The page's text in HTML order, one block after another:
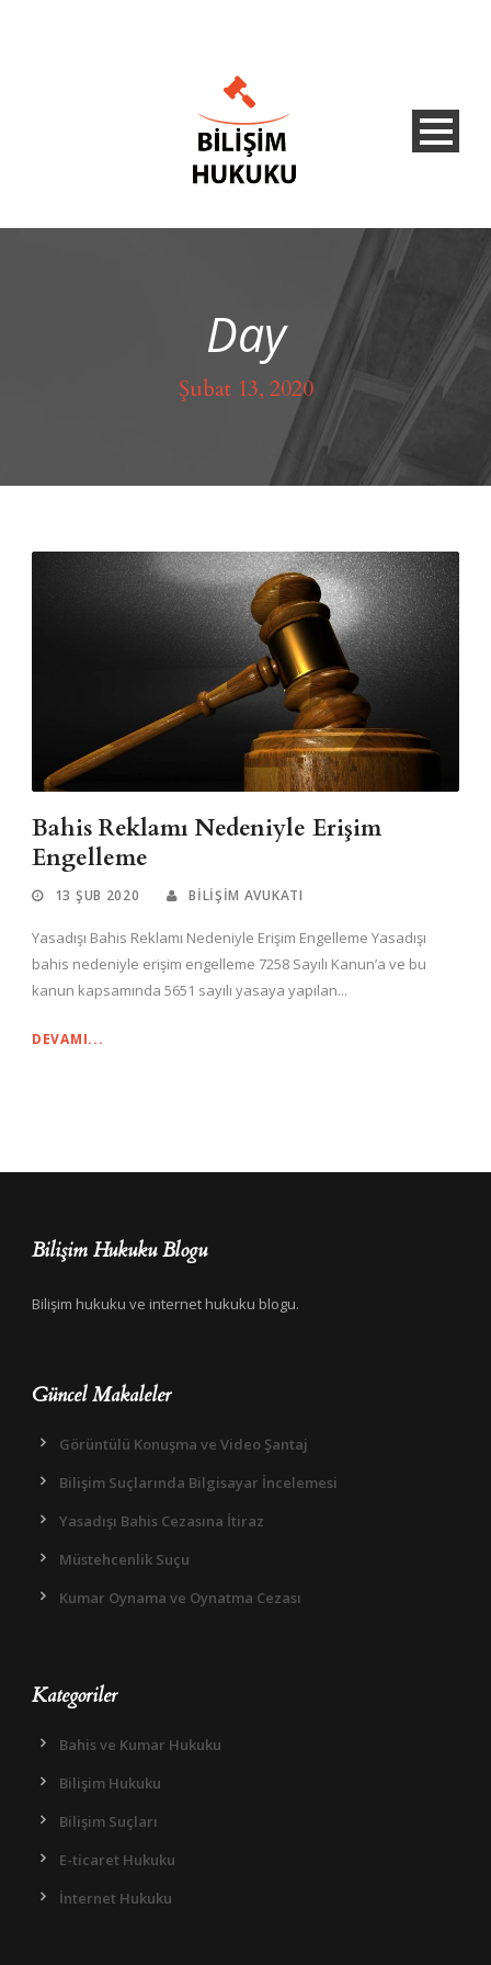
Day
Şubat 13, 2020
Bahis Reklamı Nedeniyle Erişim
Engelleme
13 ŞUB 2020 BILIŞIM AVUKATI
Yasadışı Bahis Reklamı Nedeniyle Erişim Engelleme Yasadışı
bahis nedeniyle erişim engelleme 7258 Sayılı Kanun’a ve bu
kanun kapsamında 5651 sayılı yasaya yapılan...
DEVAMI...
Bilişim Hukuku Blogu
Bilişim hukuku ve internet hukuku blogu.
Güncel Makaleler
Görüntülü Konuşma ve Video Şantaj
Bilişim Suçlarında Bilgisayar İncelemesi
Yasadışı Bahis Cezasına İtiraz
Müstehcenlik Suçu
Kumar Oynama ve Oynatma Cezası
Kategoriler
Bahis ve Kumar Hukuku
Bilişim Hukuku
Bilişim Suçları
E-ticaret Hukuku
İnternet Hukuku